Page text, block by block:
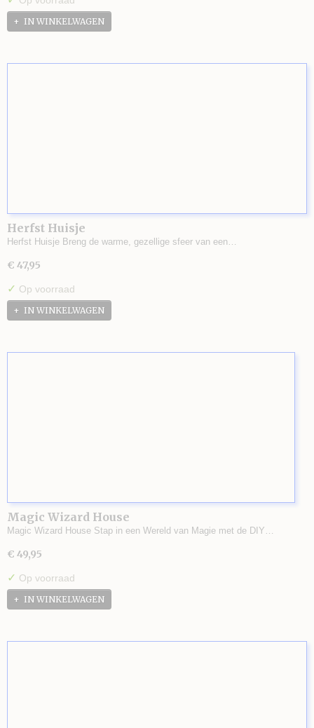
IN WINKELWAGEN
Herfst Huisje
Herfst Huisje Breng de warme, gezellige sfeer van een…
€ 47,95
✓ Op voorraad
IN WINKELWAGEN
Magic Wizard House
Magic Wizard House Stap in een Wereld van Magie met de DIY…
€ 49,95
✓ Op voorraad
IN WINKELWAGEN